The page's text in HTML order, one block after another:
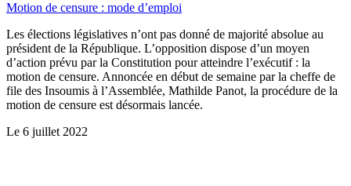
Motion de censure : mode d’emploi
Les élections législatives n’ont pas donné de majorité absolue au
président de la République. L’opposition dispose d’un moyen
d’action prévu par la Constitution pour atteindre l’exécutif : la
motion de censure. Annoncée en début de semaine par la cheffe de
file des Insoumis à l’Assemblée, Mathilde Panot, la procédure de la
motion de censure est désormais lancée.
Le 6 juillet 2022